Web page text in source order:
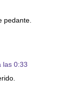
pedante.
las 0:33